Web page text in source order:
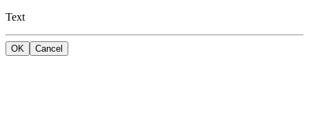
Text
OK Cancel